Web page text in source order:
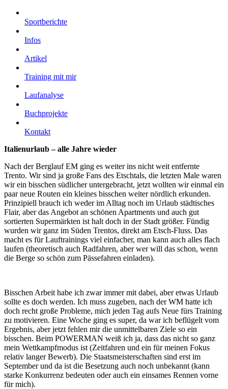
Sportberichte
Infos
Artikel
Training mit mir
Laufanalyse
Buchprojekte
Kontakt
Italienurlaub – alle Jahre wieder
Nach der Berglauf EM ging es weiter ins nicht weit entfernte
Trento. Wir sind ja große Fans des Etschtals, die letzten Male waren
wir ein bisschen südlicher untergebracht, jetzt wollten wir einmal ein
paar neue Routen ein kleines bisschen weiter nördlich erkunden.
Prinzipiell brauch ich weder im Alltag noch im Urlaub städtisches
Flair, aber das Angebot an schönen Apartments und auch gut
sortierten Supermärkten ist halt doch in der Stadt größer. Fündig
wurden wir ganz im Süden Trentos, direkt am Etsch-Fluss. Das
macht es für Lauftrainings viel einfacher, man kann auch alles flach
laufen (theoretisch auch Radfahren, aber wer will das schon, wenn
die Berge so schön zum Pässefahren einladen).
Bisschen Arbeit habe ich zwar immer mit dabei, aber etwas Urlaub
sollte es doch werden. Ich muss zugeben, nach der WM hatte ich
doch recht große Probleme, mich jeden Tag aufs Neue fürs Training
zu motivieren. Eine Woche ging es super, da war ich beflügelt vom
Ergebnis, aber jetzt fehlen mir die unmittelbaren Ziele so ein
bisschen. Beim POWERMAN weiß ich ja, dass das nicht so ganz
mein Wettkampfmodus ist (Zeitfahren und ein für meinen Fokus
relativ langer Bewerb). Die Staatsmeisterschaften sind erst im
September und da ist die Besetzung auch noch unbekannt (kann
starke Konkurrenz bedeuten oder auch ein einsames Rennen vorne
für mich).